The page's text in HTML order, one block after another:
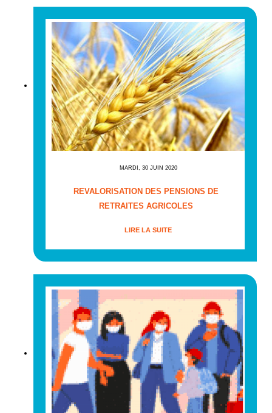
MARDI, 30 JUIN 2020
REVALORISATION DES PENSIONS DE
RETRAITES AGRICOLES
LIRE LA SUITE